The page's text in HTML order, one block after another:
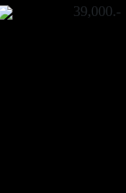
39,000.-